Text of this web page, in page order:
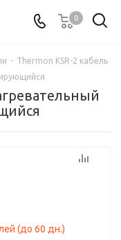
0
- Thermon KSR-2 кабель
(до60 дн.)